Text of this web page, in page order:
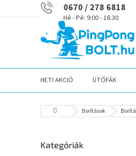
0670 / 278 6818
HETI AKCIÓ ÜTŐFÁK
KezdőlapBorítások
lKategóriák
Kategóriák